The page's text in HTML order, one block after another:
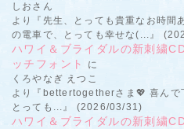
しおさん
より『先生、とっても貴重なお時間
の電車で、とっても幸せな(...』
ハワイ＆ブライダルの新刺繍
ッチフォント
に
くろやなぎ えつこ
より『bettertogetherさま💖 喜んで
とっても...』 (2026/03/31)
ハワイ＆ブライダルの新刺繍